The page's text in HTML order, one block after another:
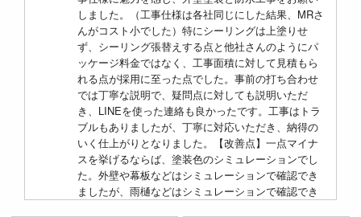
しました。（工事仕様は各社同じにした結果、MRさ
んがコスト小でした）特にシーリングは上塗りせ
ず、シーリング張替えする点と他社さんのようにパ
ッケージ料金ではなく、工事面積に対して見積もら
れる点が採用に至った点でした。事前の打ち合わせ
では丁寧な説明で、疑問点に対しても説明いただ
き、LINEを使った連絡も良かったです。工事はトラ
ブルもありましたが、丁寧に対応いただき、納得の
いく仕上がりとなりました。【改善点】一点マイナ
スを挙げるならば、塗装色のシミュレーションでし
た。外壁や幕板などはシミュレーションで確認でき
ましたが、雨樋などはシミュレーションで確認でき